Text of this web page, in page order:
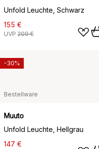
Unfold Leuchte, Schwarz
155 €
UVP 209 €
Bestellware
Muuto
Unfold Leuchte, Hellgrau
147 €
-30%